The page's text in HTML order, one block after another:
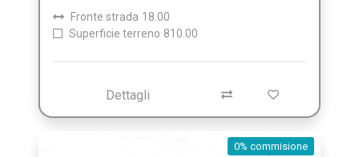
Fronte strada 18.00
Superficie terreno 810.00
Dettagli
0% commisione